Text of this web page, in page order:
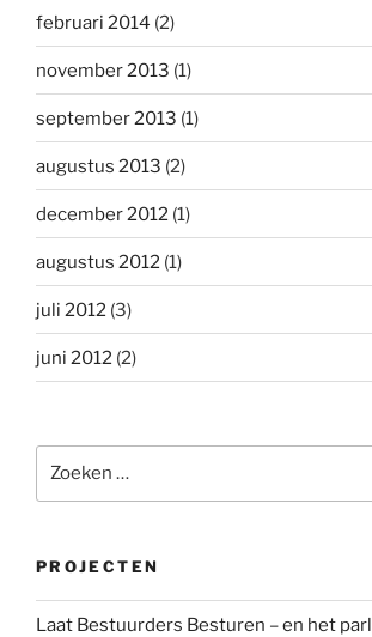
februari 2014 (2)
november 2013 (1)
september 2013 (1)
augustus 2013 (2)
december 2012 (1)
augustus 2012 (1)
juli 2012 (3)
juni 2012 (2)
naar:
PROJECTEN
Laat Bestuurders Besturen – en het